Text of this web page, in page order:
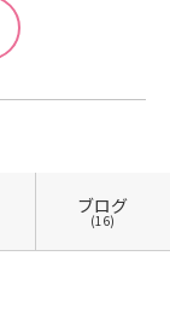
ブログ
(16)